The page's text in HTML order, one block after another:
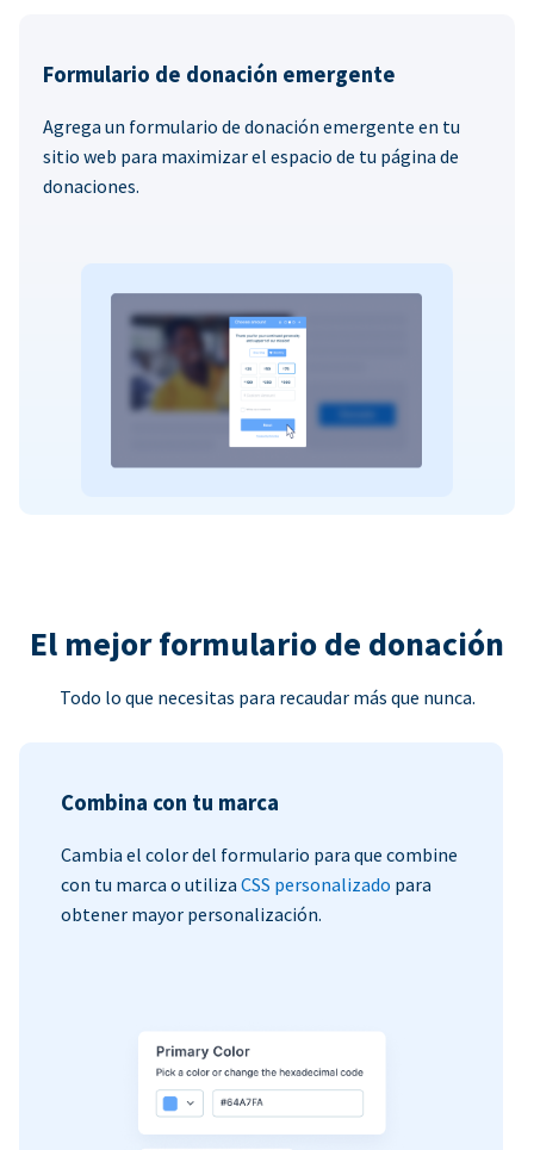
Formulario de donación emergente
Agrega un formulario de donación emergente en tu
sitio web para maximizar el espacio de tu página de
donaciones.
El mejor formulario de donación
Todo lo que necesitas para recaudar más que nunca.
Combina con tu marca
Cambia el color del formulario para que combine
con tu marca o utiliza CSS personalizado para
obtener mayor personalización.